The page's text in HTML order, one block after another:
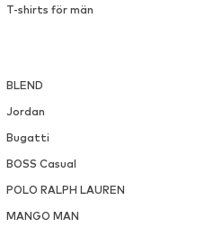
T-shirts för män
BLEND
Jordan
Bugatti
BOSS Casual
POLO RALPH LAUREN
MANGO MAN